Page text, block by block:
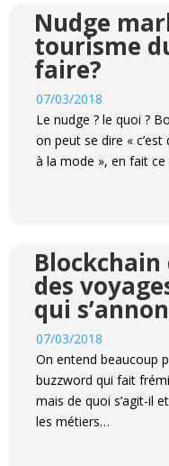
Nudge
tourisme
faire?
07/03/2018
Le nudge ? le quoi ?
on peut se dire «
à la mode », en fait ce
Blockchain
des
qui
07/03/2018
On entend beaucoup
buzzword qui fait
mais de quoi s’agit-il
les métiers…